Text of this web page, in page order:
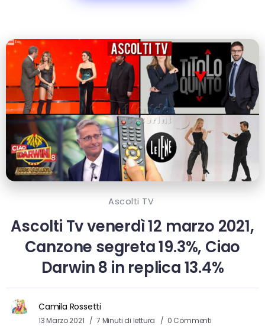
Ascolti TV
Ascolti Tv venerdì 12 marzo 2021,
Canzone segreta 19.3%, Ciao
Darwin 8 in replica 13.4%
Camila Rossetti
13 Marzo 2021 7 Minuti di lettura 0 Commenti